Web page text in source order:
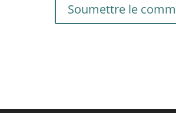
Soumettre le